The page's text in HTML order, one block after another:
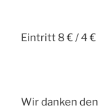
Eintritt 8 € / 4 €
Wir danken den